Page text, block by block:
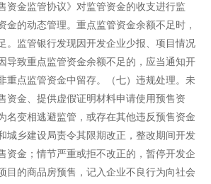
资金监管协议》对监管资金的收支进行监
金的动态管理。重点监管资金余额不足时，
。监管银行发现因开发企业少报、项目情况
导致重点监管资金余额不足的，应当通知开
重点监管资金中留存。（七）违规处理。未
资金、提供虚假证明材料申请使用预售资
名变相逃避监管，或存在其他违反预售资金
城乡建设局责令其限期改正，整改期间开发
资金；情节严重或拒不改正的，暂停开发企
目的商品房预售，记入企业不良行为向社会